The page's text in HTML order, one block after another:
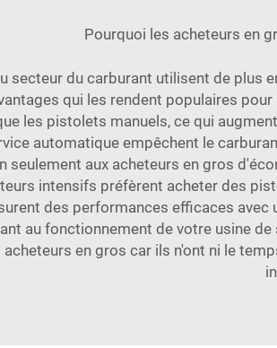
Pourquoi les acheteurs en
secteur du carburant utilisent de
qui les rendent populaires
les pistolets manuels, ce qui
automatique empêchent le
seulement aux acheteurs en gros
intensifs préfèrent acheter des
des performances efficaces
au fonctionnement de votre usine
en gros car ils n'ont ni le